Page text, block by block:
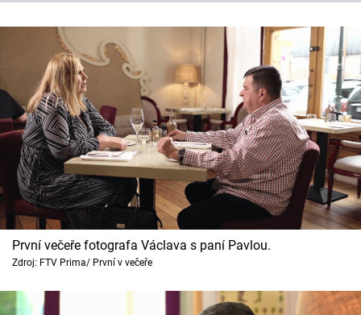
První večeře fotografa Václava s paní Pavlou.
Zdroj: FTV Prima/ První v večeře